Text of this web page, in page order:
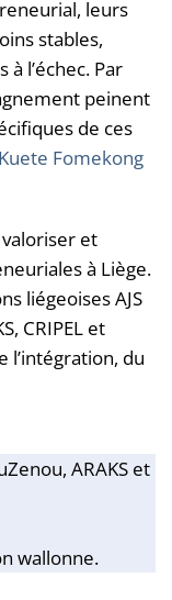
leurs
stables,
l’échec. Par
peinent
de ces
Kuete Fomekong
et
à Liège.
liégeoises AJS
CRIPEL et
l’intégration, du
ARAKS et
wallonne.